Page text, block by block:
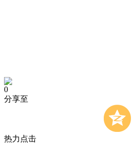
0
分享至
热力点击